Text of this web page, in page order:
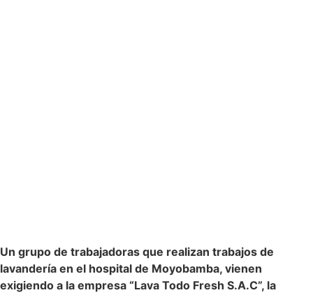
Un grupo de trabajadoras que realizan trabajos de
lavandería en el hospital de Moyobamba, vienen
exigiendo a la empresa “Lava Todo Fresh S.A.C”, la